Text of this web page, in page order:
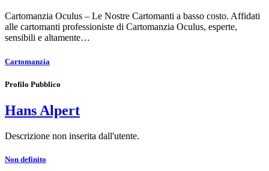
Cartomanzia Oculus – Le Nostre Cartomanti a basso costo. Affidati
alle cartomanti professioniste di Cartomanzia Oculus, esperte,
sensibili e altamente…
Cartomanzia
Profilo Pubblico
Hans Alpert
Descrizione non inserita dall'utente.
Non definito